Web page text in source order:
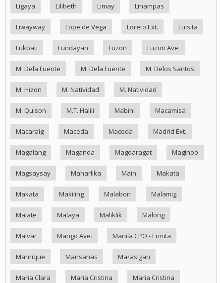
Ligaya Lilibeth Limay Linampas
Liwayway Lope de Vega Loreto Ext. Luisita
Lukbati Lundayan Luzon Luzon Ave.
M. Dela Fuente M. Dela Fuente M. Delos Santos
M. Hizon M. Natividad M. Natividad
M. Quison M.T. Halili Mabini Macamisa
Macaraig Maceda Maceda Madrid Ext.
Magalang Maganda Magdaragat Maginoo
Magsaysay Maharlika Main Makata
Makata Makiling Malabon Malamig
Malate Malaya Maliklik Malong
Malvar Mango Ave. Manila CPO - Ermita
Manrique Mansanas Marasigan
Maria Clara Maria Cristina Maria Cristina